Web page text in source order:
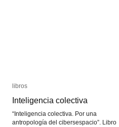
libros
Inteligencia colectiva
“Inteligencia colectiva. Por una
antropología del cibersespacio”. Libro
libros
Inteligencia colectiva